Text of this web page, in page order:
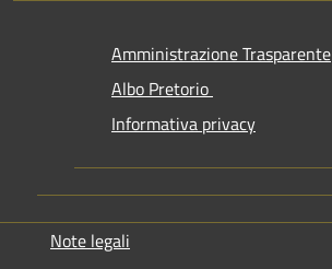
Amministrazione Trasparente
Albo Pretorio
Informativa privacy
Note legali